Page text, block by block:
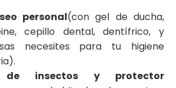
personal(con gel de ducha,
cepillo dental, dentífrico, y
necesites para tu higiene
de insectos y protector